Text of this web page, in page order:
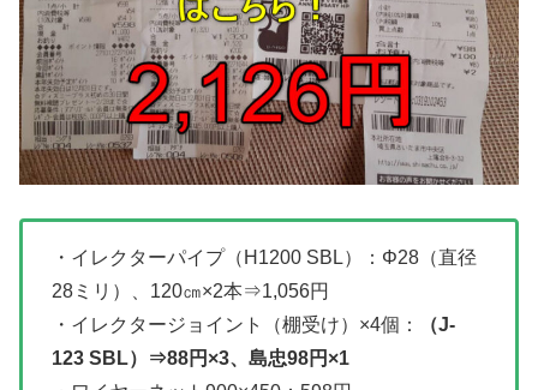
・イレクターパイプ（H1200 SBL）：Φ28（直径
28ミリ）、120㎝×2本⇒1,056円
・イレクタージョイント（棚受け）×4個：
（J-
123 SBL）⇒88円×3、島忠98円×1